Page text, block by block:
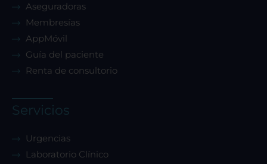
Aseguradoras
Membresías
AppMóvil
Guía del paciente
Renta de consultorio
Servicios
Urgencias
Laboratorio Clínico